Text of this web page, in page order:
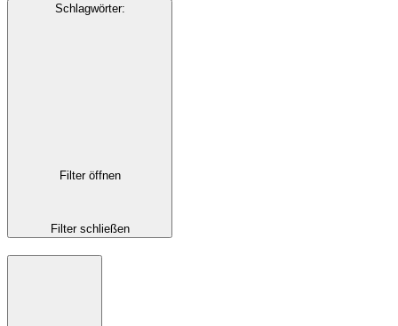
Schlagwörter:
Filter öffnen
Filter schließen